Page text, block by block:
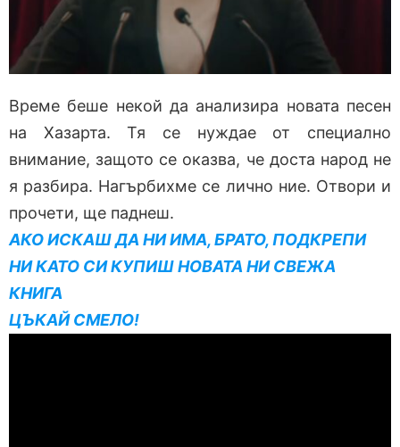
Време беше некой да анализира новата песен
на Хазарта. Тя се нуждае от специално
внимание, защото се оказва, че доста народ не
я разбира. Нагърбихме се лично ние. Отвори и
прочети, ще паднеш.
АКО ИСКАШ ДА НИ ИМА, БРАТО, ПОДКРЕПИ
НИ КАТО СИ КУПИШ НОВАТА НИ СВЕЖА
КНИГА
ЦЪКАЙ СМЕЛО!